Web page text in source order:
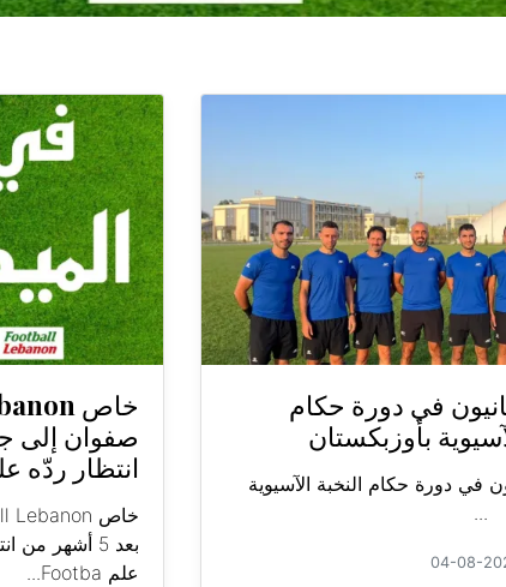
في دورة حكام
بأوزبكستان
في دورة حكام النخبة الآسيوية
...
04-08-
انتظار ردّه
بعد 5 أشهر
علم Footba...